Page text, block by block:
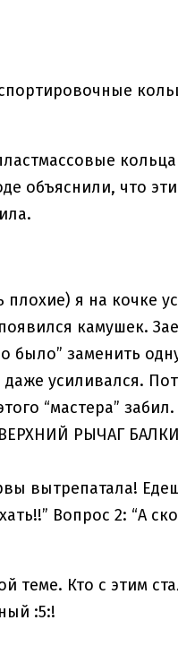
объяснили, что
я на кочке
камушек.
было” заменить
усиливался.
“мастера”
РЫЧАГ
вытрепатала!
Вопрос 2: “А
теме. Кто с этим
:5:!